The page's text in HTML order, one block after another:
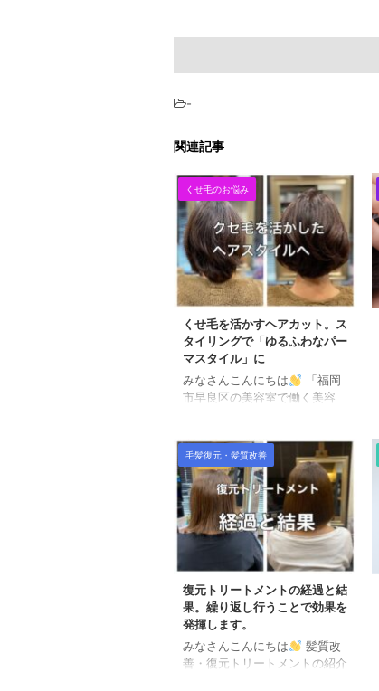
-
関連記事
くせ毛のお悩み
くせ毛を活かすヘアカット。ス
タイリングで「ゆるふわなパー
マスタイル」に
みなさんこんにちは
「福岡
市早良区の美容室で働く美容
悩んでいる方も多いかと思いま
す。 左右対称に見えづらく毛
先がハネたりして、伸びっぱな
しに見えて綺麗に見えづらくな
ります。 クセをどうにかしよ
うとした場合、ストレートの施
術などが考えられますが、 ク
セの強さや、ご希望とする長さ
にもよりますが「カットでクセ
を活かす」こともできます。
日本人女性の約9割はくせ毛
「髪質がくせ毛」といっても日
本人の約9割の方はなにかしら
のクセ ...
毛髪復元・髪質改善
復元トリートメントの経過と結
果。繰り返し行うことで効果を
発揮します。
みなさんこんにちは
髪質改
善・復元トリートメントの紹介